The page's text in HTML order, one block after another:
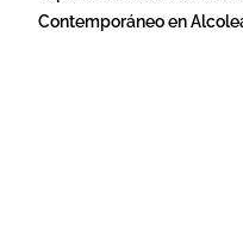
Contemporáneo en